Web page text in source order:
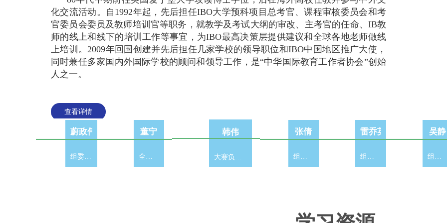
化交流活动。自1992年起，先后担任IBO大学预科项目总考官、课程审核委员会和考
官委员会委员及教师培训官等职务，就教学及考试大纲的审改、主考官的任命、IB教
师的线上和线下的培训工作等事宜，为IBO最高决策层提供建议和全球各地老师做线
上培训。2009年回国创建并先后担任几家学校的领导职位和IBO中国地区推广大使，
同时兼任多家国内外国际学校的顾问和领导工作，是“中华国际教育工作者协会”创始
人之一。
查看详情
蔚政伟 博士
组委会主席
董宁
全球总评判长
韩伟
大赛负责人和秘书长
张倩
组委会副主席
雷乔英博士
组委会副主席
吴静
组委会副主席